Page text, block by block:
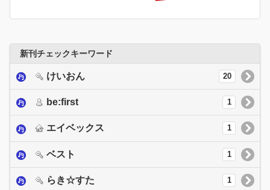
新刊チェックキーワード
けいおん 20
be:first 1
エイベックス 1
ベスト 1
らき☆すた 1